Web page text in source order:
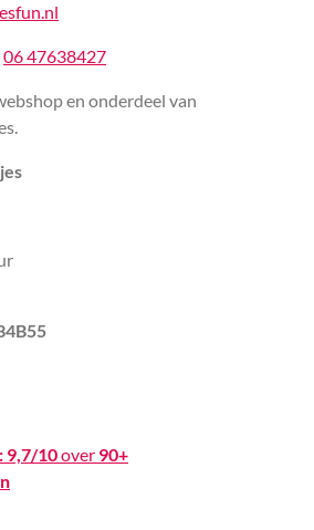
06 47638427
en onderdeel van
9,7/10over 90+